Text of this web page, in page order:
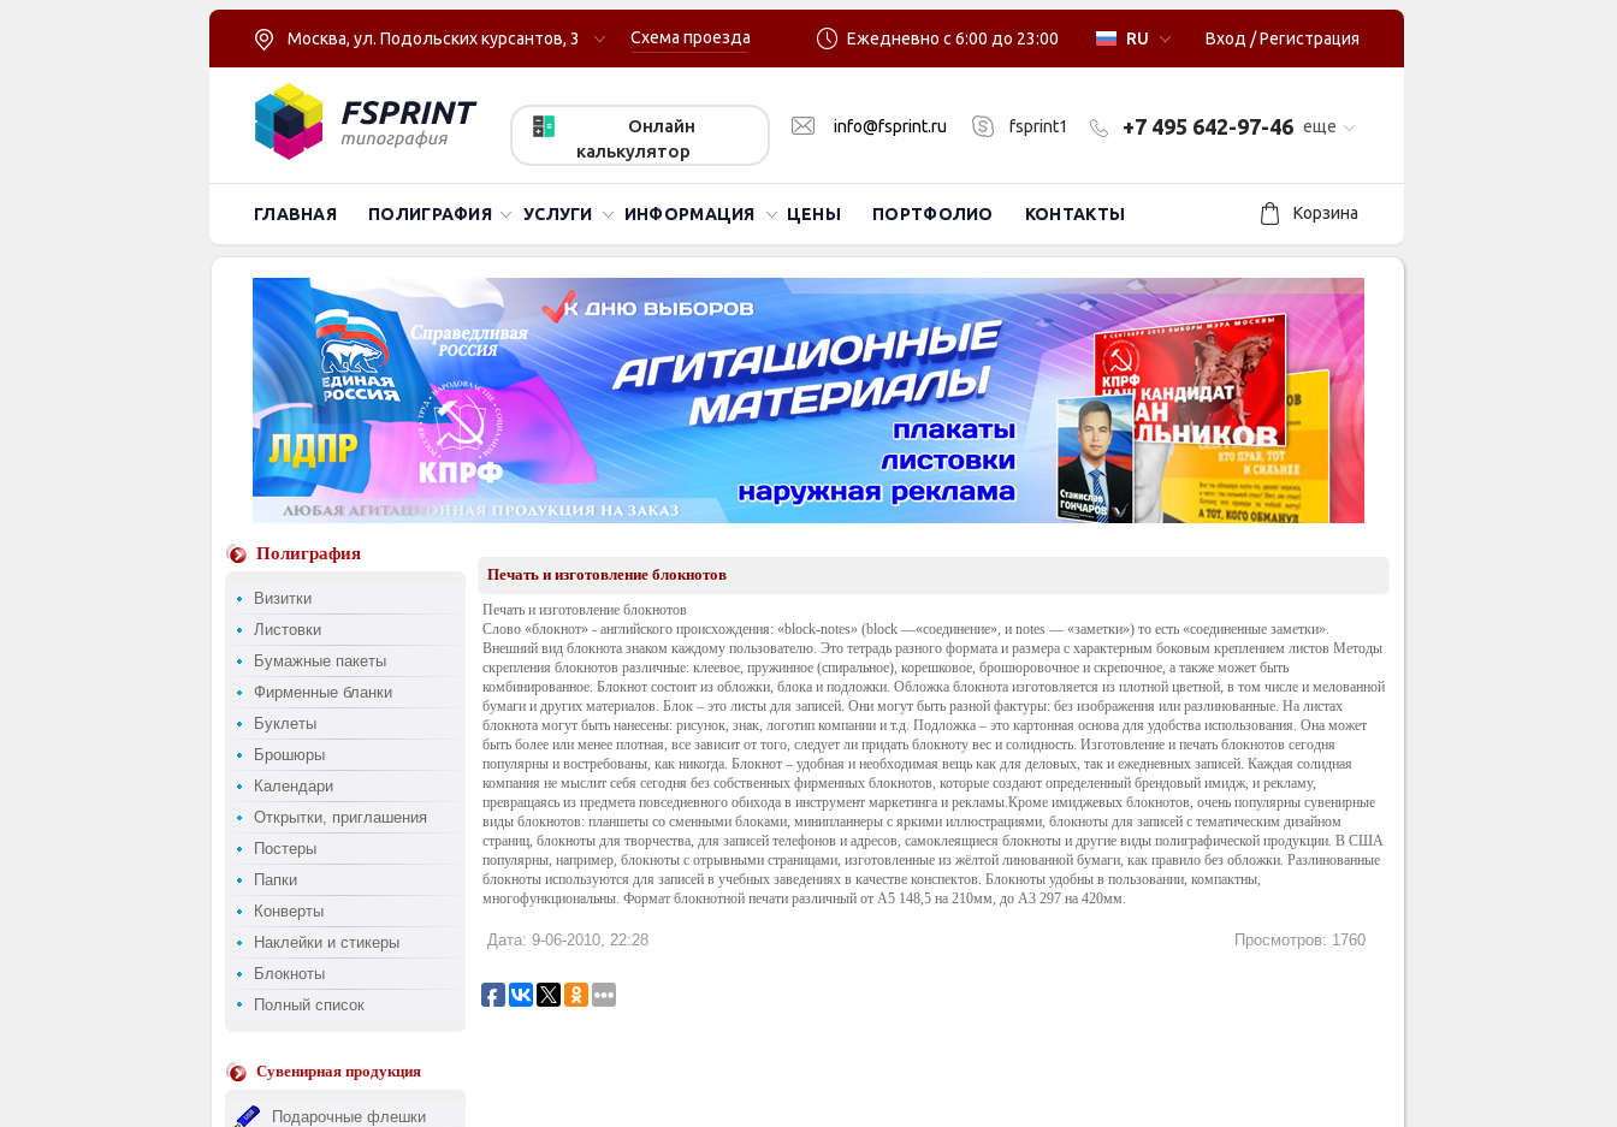
Москва, ул. Подольских курсантов, 3 Схема проезда Вход /Регистрация
RU
Ежедневно с 6:00 до 23:00
Онлайн
калькулятор
info@fsprint.ru fsprint1 еще
+7 495 642-97-46
ГЛАВНАЯ ПОЛИГРАФИЯ УСЛУГИ ИНФОРМАЦИЯ ЦЕНЫ ПОРТФОЛИО КОНТАКТЫ Корзина
Полиграфия
Визитки
Листовки
Бумажные пакеты
Фирменные бланки
Буклеты
Брошюры
Календари
Открытки, приглашения
Постеры
Папки
Конверты
Наклейки и стикеры
Блокноты
Полный список
Сувенирная продукция
Подарочные флешки
Печать и изготовление блокнотов
Печать и изготовление блокнотов
Слово «блокнот» - английского происхождения: «block-notes» (block —«соединение», и notes — «заметки») то есть «соединенные заметки».
Внешний вид блокнота знаком каждому пользователю. Это тетрадь разного формата и размера с характерным боковым креплением листов Методы
скрепления блокнотов различные: клеевое, пружинное (спиральное), корешковое, брошюровочное и скрепочное, а также может быть
комбинированное. Блокнот состоит из обложки, блока и подложки. Обложка блокнота изготовляется из плотной цветной, в том числе и мелованной
бумаги и других материалов. Блок – это листы для записей. Они могут быть разной фактуры: без изображения или разлинованные. На листах
блокнота могут быть нанесены: рисунок, знак, логотип компании и т.д. Подложка – это картонная основа для удобства использования. Она может
быть более или менее плотная, все зависит от того, следует ли придать блокноту вес и солидность. Изготовление и печать блокнотов сегодня
популярны и востребованы, как никогда. Блокнот – удобная и необходимая вещь как для деловых, так и ежедневных записей. Каждая солидная
компания не мыслит себя сегодня без собственных фирменных блокнотов, которые создают определенный брендовый имидж, и рекламу,
превращаясь из предмета повседневного обихода в инструмент маркетинга и рекламы.Кроме имиджевых блокнотов, очень популярны сувенирные
виды блокнотов: планшеты со сменными блоками, минипланнеры с яркими иллюстрациями, блокноты для записей с тематическим дизайном
страниц, блокноты для творчества, для записей телефонов и адресов, самоклеящиеся блокноты и другие виды полиграфической продукции. В США
популярны, например, блокноты с отрывными страницами, изготовленные из жёлтой линованной бумаги, как правило без обложки. Разлинованные
блокноты используются для записей в учебных заведениях в качестве конспектов. Блокноты удобны в пользовании, компактны,
многофункциональны. Формат блокнотной печати различный от А5 148,5 на 210мм, до А3 297 на 420мм.
Дата: 9-06-2010, 22:28 Просмотров: 1760